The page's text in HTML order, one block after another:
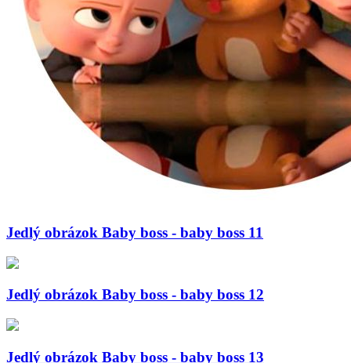
Jedlý obrázok Baby boss - baby boss 11
Jedlý obrázok Baby boss - baby boss 12
Jedlý obrázok Baby boss - baby boss 13